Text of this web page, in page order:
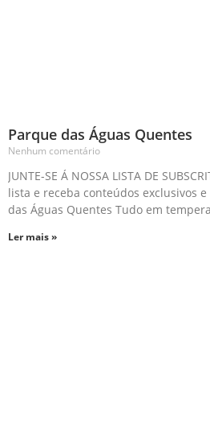
Parque das Águas Quentes
Nenhum comentário
JUNTE-SE Á NOSSA LISTA DE
lista e receba conteúdos exclusivos
das Águas Quentes Tudo em
Ler mais »